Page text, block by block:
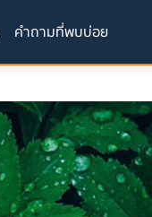
คำถามที่พบบ่อย